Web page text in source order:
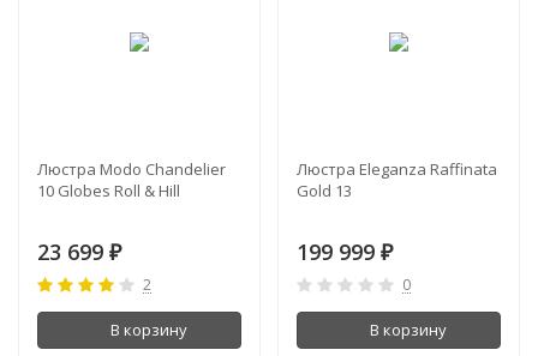
Люстра Modo Chandelier
10 Globes Roll & Hill
23 699 ₽
2
В корзину
Люстра Eleganza Raffinata
Gold 13
199 999 ₽
0
В корзину